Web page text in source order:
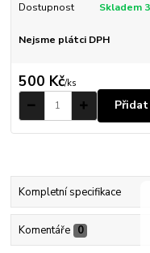
Dostupnost Skladem
Nejsme plátci DPH
500 Kč/ks
Kompletní specifikace
Komentáře 0